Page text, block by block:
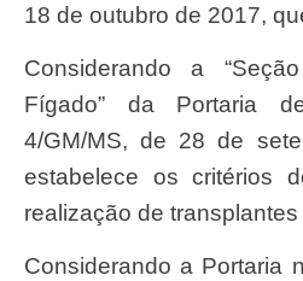
18 de outubro de 2017,
Considerando a “Seção IV – Módulo de
Fígado” da Portaria
4/GM/MS, de 28 de
estabelece os critérios
realização de
Considerando a Portaria nº 1.232/SAS/MS, de